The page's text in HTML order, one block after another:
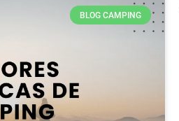
BLOG CAMPING